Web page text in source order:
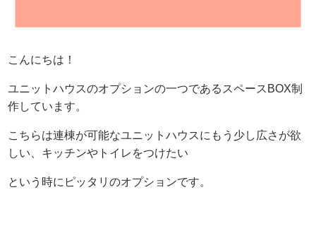
こんにちは！
ユニットハウスのオプションの一つであるスペースBOX制
作しています。
こちらは連棟が可能なユニットハウスにもう少し広さが欲
しい、キッチンやトイレをつけたい
という時にピッタリのオプションです。